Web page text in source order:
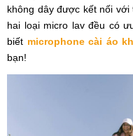
không dây được kết nối với
hai loại micro lav đều có
biết microphone cài áo
bạn!